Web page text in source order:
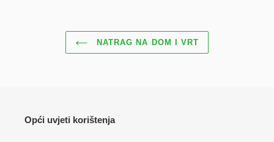
NATRAG NA DOM I VRT
Opći uvjeti korištenja